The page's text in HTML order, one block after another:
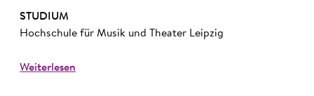
STUDIUM
Hochschule für Musik und Theater Leipzig
Weiterlesen